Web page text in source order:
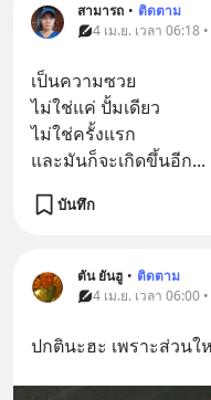
สามารถ • ติดตาม
4 เม.ย. เวลา 06:18
เป็นความซวย
ไม่ใช่แค่ ปั้มเดียว
ไม่ใช่ครั้งแรก
และมันก็จะเกิดขึ้นอีก...
บันทึก
ตัน ยันฮู • ติดตาม
4 เม.ย. เวลา 06:00
ปกตินะฮะ เพราะส่วนใ